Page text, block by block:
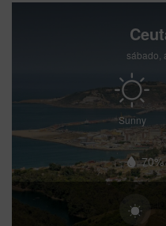
sábado,
Sunny
70%